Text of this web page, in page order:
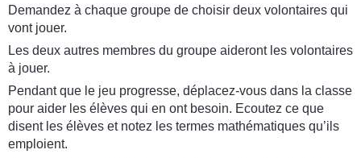
Demandez à chaque groupe de choisir deux volontaires qui
vont jouer.
Les deux autres membres du groupe aideront les volontaires
à jouer.
Pendant que le jeu progresse, déplacez-vous dans la classe
pour aider les élèves qui en ont besoin. Ecoutez ce que
disent les élèves et notez les termes mathématiques qu’ils
emploient.